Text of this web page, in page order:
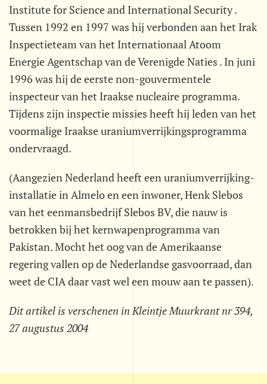
Institute for Science and International Security .
Tussen 1992 en 1997 was hij verbonden aan het Irak
Inspectieteam van het Internationaal Atoom
Energie Agentschap van de Verenigde Naties . In juni
1996 was hij de eerste non-gouvermentele
inspecteur van het Iraakse nucleaire programma.
Tijdens zijn inspectie missies heeft hij leden van het
voormalige Iraakse uraniumverrijkingsprogramma
ondervraagd.
(Aangezien Nederland heeft een uraniumverrijking-
installatie in Almelo en een inwoner, Henk Slebos
van het eenmansbedrijf Slebos BV, die nauw is
betrokken bij het kernwapenprogramma van
Pakistan. Mocht het oog van de Amerikaanse
regering vallen op de Nederlandse gasvoorraad, dan
weet de CIA daar vast wel een mouw aan te passen).
Dit artikel is verschenen in Kleintje Muurkrant nr 394,
27 augustus 2004